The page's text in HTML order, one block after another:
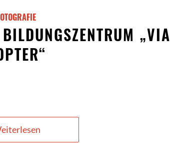
„VIA